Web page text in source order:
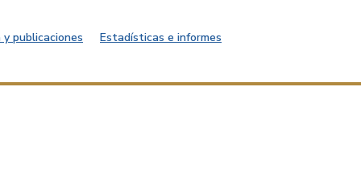
publicaciones Estadísticas e informes